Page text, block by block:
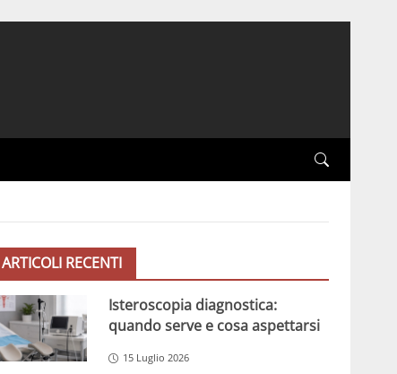
ARTICOLI RECENTI
Isteroscopia diagnostica:
quando serve e cosa aspettarsi
15 Luglio 2026